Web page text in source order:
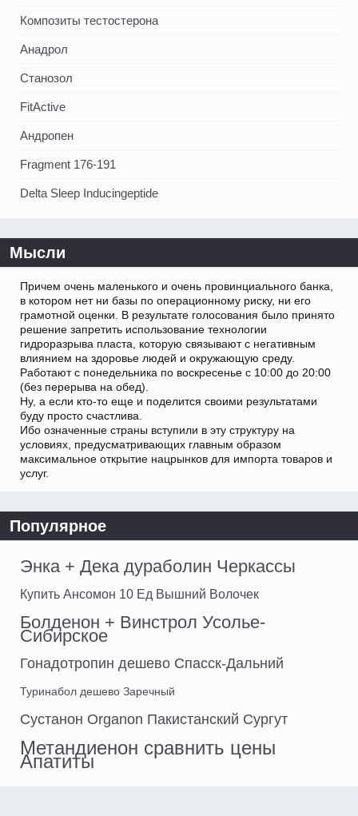
Композиты тестостерона
Анадрол
Станозол
FitActive
Андропен
Fragment 176-191
Delta Sleep Inducingeptide
Мысли
Причем очень маленького и очень провинциального банка,
в котором нет ни базы по операционному риску, ни его
грамотной оценки. В результате голосования было принято
решение запретить использование технологии
гидроразрыва пласта, которую связывают с негативным
влиянием на здоровье людей и окружающую среду.
Работают с понедельника по воскресенье с 10:00 до 20:00
(без перерыва на обед).
Ну, а если кто-то еще и поделится своими результатами
буду просто счастлива.
Ибо означенные страны вступили в эту структуру на
условиях, предусматривающих главным образом
максимальное открытие нацрынков для импорта товаров и
услуг.
Популярное
Энка + Дека дураболин Черкассы
Купить Ансомон 10 Ед Вышний Волочек
Болденон + Винстрол Усолье-
Сибирское
Гонадотропин дешево Спасск-Дальний
Туринабол дешево Заречный
Сустанон Organon Пакистанский Сургут
Метандиенон сравнить цены
Апатиты